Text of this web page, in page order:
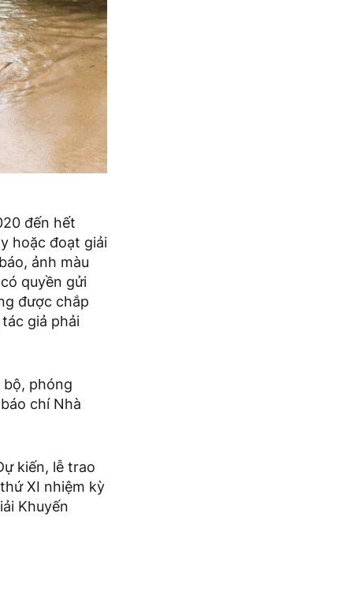
đến hết
hoặc đoạt giải
ảnh màu
quyền gửi
được chắp
giả phải
bộ, phóng
chí Nhà
kiến, lễ trao
XI nhiệm kỳ
Khuyến